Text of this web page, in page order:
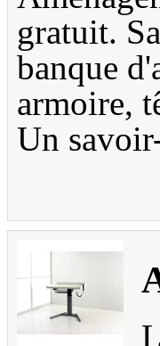
gratuit.
banque
armoire,
Un